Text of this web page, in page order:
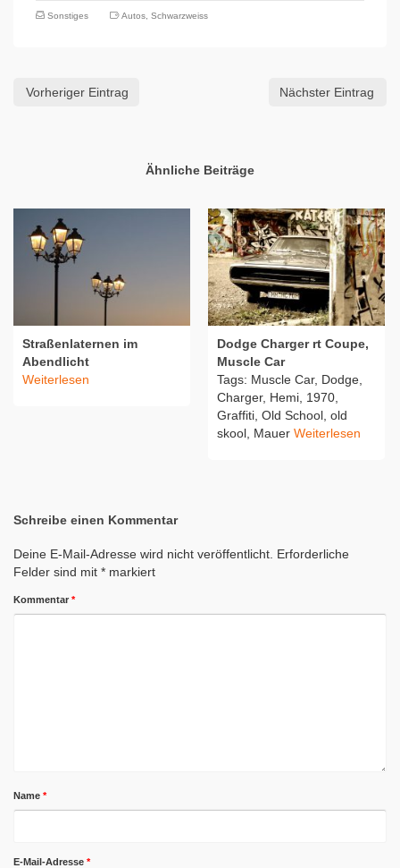
Sonstiges Autos Schwarzweiss
Vorheriger Eintrag Nächster Eintrag
Ähnliche Beiträge
Straßenlaternen im
Abendlicht
Weiterlesen
Dodge Charger rt Coupe,
Muscle Car
Tags: Muscle Car, Dodge,
Charger, Hemi, 1970,
Graffiti, Old School, old
skool, Mauer Weiterlesen
Schreibe einen Kommentar
Deine E-Mail-Adresse wird nicht veröffentlicht. Erforderliche
Felder sind mit * markiert
Kommentar *
Name *
E-Mail-Adresse *